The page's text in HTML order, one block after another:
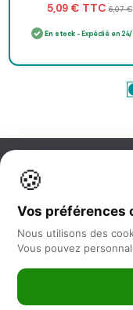
5,09 € TTC 6,07 €
En stock - Expédié en 24/
Information
Nos services
Newsletter
🍪
Vos préférences
Nous utilisons des
Vous pouvez